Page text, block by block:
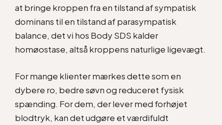
at bringe kroppen fra en tilstand af sympatisk
dominans til en tilstand af parasympatisk
balance, det vi hos Body SDS kalder
homøostase, altså kroppens naturlige ligevægt.
For mange klienter mærkes dette som en
dybere ro, bedre søvn og reduceret fysisk
spænding. For dem, der lever med forhøjet
blodtryk, kan det udgøre et værdifuldt